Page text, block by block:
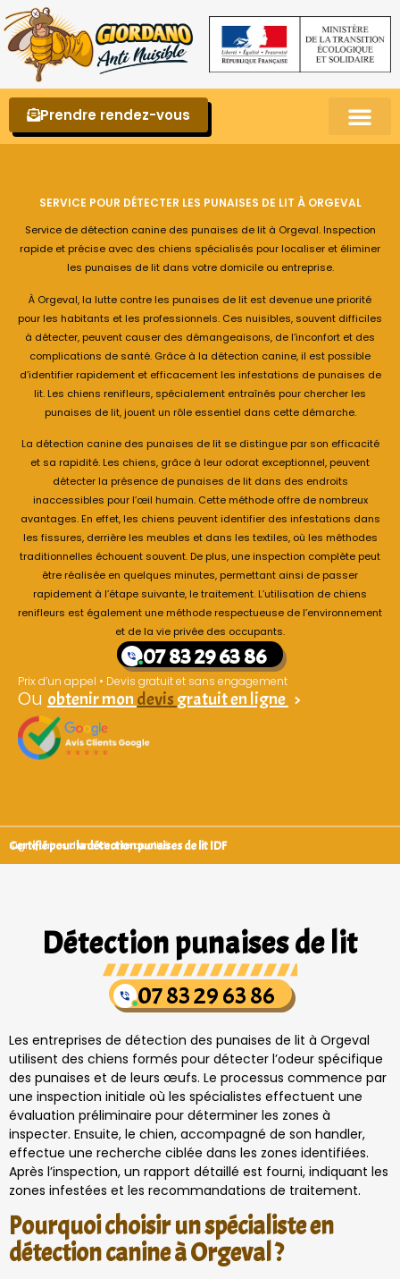
Prendre rendez-vous
SERVICE POUR DÉTECTER LES PUNAISES DE LIT À ORGEVAL
Service de détection canine des punaises de lit à Orgeval. Inspection
rapide et précise avec des chiens spécialisés pour localiser et éliminer
les punaises de lit dans votre domicile ou entreprise.
À Orgeval, la lutte contre les punaises de lit est devenue une priorité
pour les habitants et les professionnels. Ces nuisibles, souvent difficiles
à détecter, peuvent causer des démangeaisons, de l’inconfort et des
complications de santé. Grâce à la détection canine, il est possible
d’identifier rapidement et efficacement les infestations de punaises de
lit. Les chiens renifleurs, spécialement entraînés pour chercher les
punaises de lit, jouent un rôle essentiel dans cette démarche.
La détection canine des punaises de lit se distingue par son efficacité
et sa rapidité. Les chiens, grâce à leur odorat exceptionnel, peuvent
détecter la présence de punaises de lit dans des endroits
inaccessibles pour l’œil humain. Cette méthode offre de nombreux
avantages. En effet, les chiens peuvent identifier des infestations dans
les fissures, derrière les meubles et dans les textiles, où les méthodes
traditionnelles échouent souvent. De plus, une inspection complète peut
être réalisée en quelques minutes, permettant ainsi de passer
rapidement à l’étape suivante, le traitement. L’utilisation de chiens
renifleurs est également une méthode respectueuse de l’environnement
et de la vie privée des occupants.
07 83 29 63 86
Prix d’un appel • Devis gratuit et sans engagement
Ou obtenir mon devis gratuit en ligne >
Certifié pour la détection punaises de lit IDF
Signataires d’une charte qualité
Détection punaises de lit
07 83 29 63 86
Les entreprises de détection des punaises de lit à Orgeval
utilisent des chiens formés pour détecter l’odeur spécifique
des punaises et de leurs œufs. Le processus commence par
une inspection initiale où les spécialistes effectuent une
évaluation préliminaire pour déterminer les zones à
inspecter. Ensuite, le chien, accompagné de son handler,
effectue une recherche ciblée dans les zones identifiées.
Après l’inspection, un rapport détaillé est fourni, indiquant les
zones infestées et les recommandations de traitement.
Pourquoi choisir un spécialiste en
détection canine à Orgeval ?